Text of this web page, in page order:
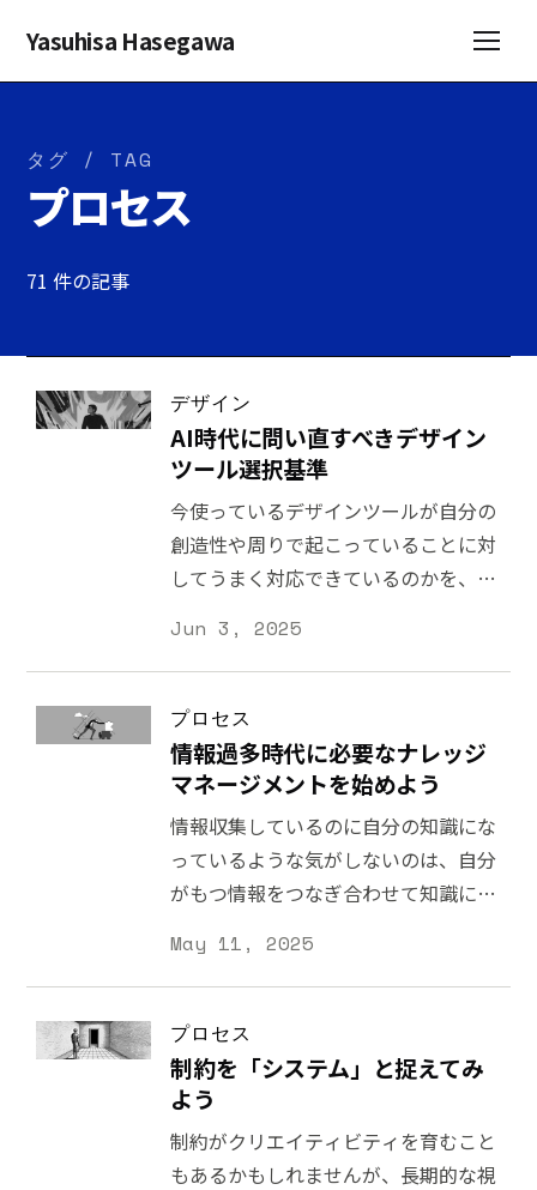
Yasuhisa Hasegawa
タグ / TAG
プロセス
71 件の記事
デザイン
AI時代に問い直すべきデザイン
ツール選択基準
今使っているデザインツールが自分の
創造性や周りで起こっていることに対
してうまく対応できているのかを、あ
Jun 3, 2025
プロセス
情報過多時代に必要なナレッジ
マネージメントを始めよう
情報収集しているのに自分の知識にな
っているような気がしないのは、自分
がもつ情報をつなぎ合わせて知識に変
います。
May 11, 2025
プロセス
制約を「システム」と捉えてみ
よう
制約がクリエイティビティを育むこと
もあるかもしれませんが、長期的な視